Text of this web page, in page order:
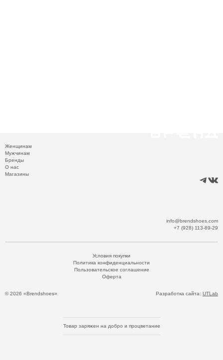
Женщинам
Мужчинам
Бренды
О нас
Магазины
info@brendshoes.com
+7 (928) 113-89-29
© 2026 «Brendshoes»
Условия покупки
Политика конфиденциальности
Пользовательское соглашение
Оферта
Разработка сайта: UTLab
Товар заряжен на добро и процветание